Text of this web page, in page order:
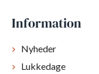
Information
Nyheder
Lukkedage